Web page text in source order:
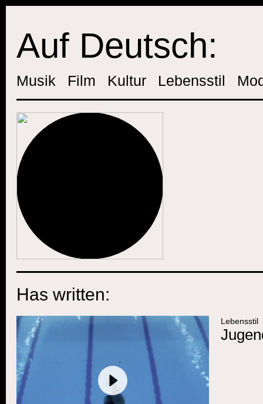
Auf Deutsch:
Musik Film Kultur Lebensstil
Has written:
Lebensstil